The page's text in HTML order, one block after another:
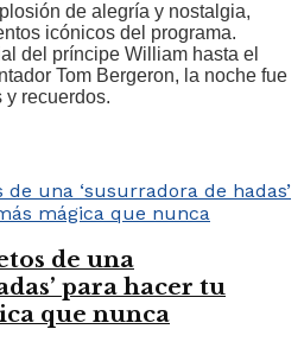
de alegría y nostalgia,
icónicos del programa.
del príncipe William hasta el
Tom Bergeron, la noche fue
y recuerdos.
de una
para hacer tu
que nunca